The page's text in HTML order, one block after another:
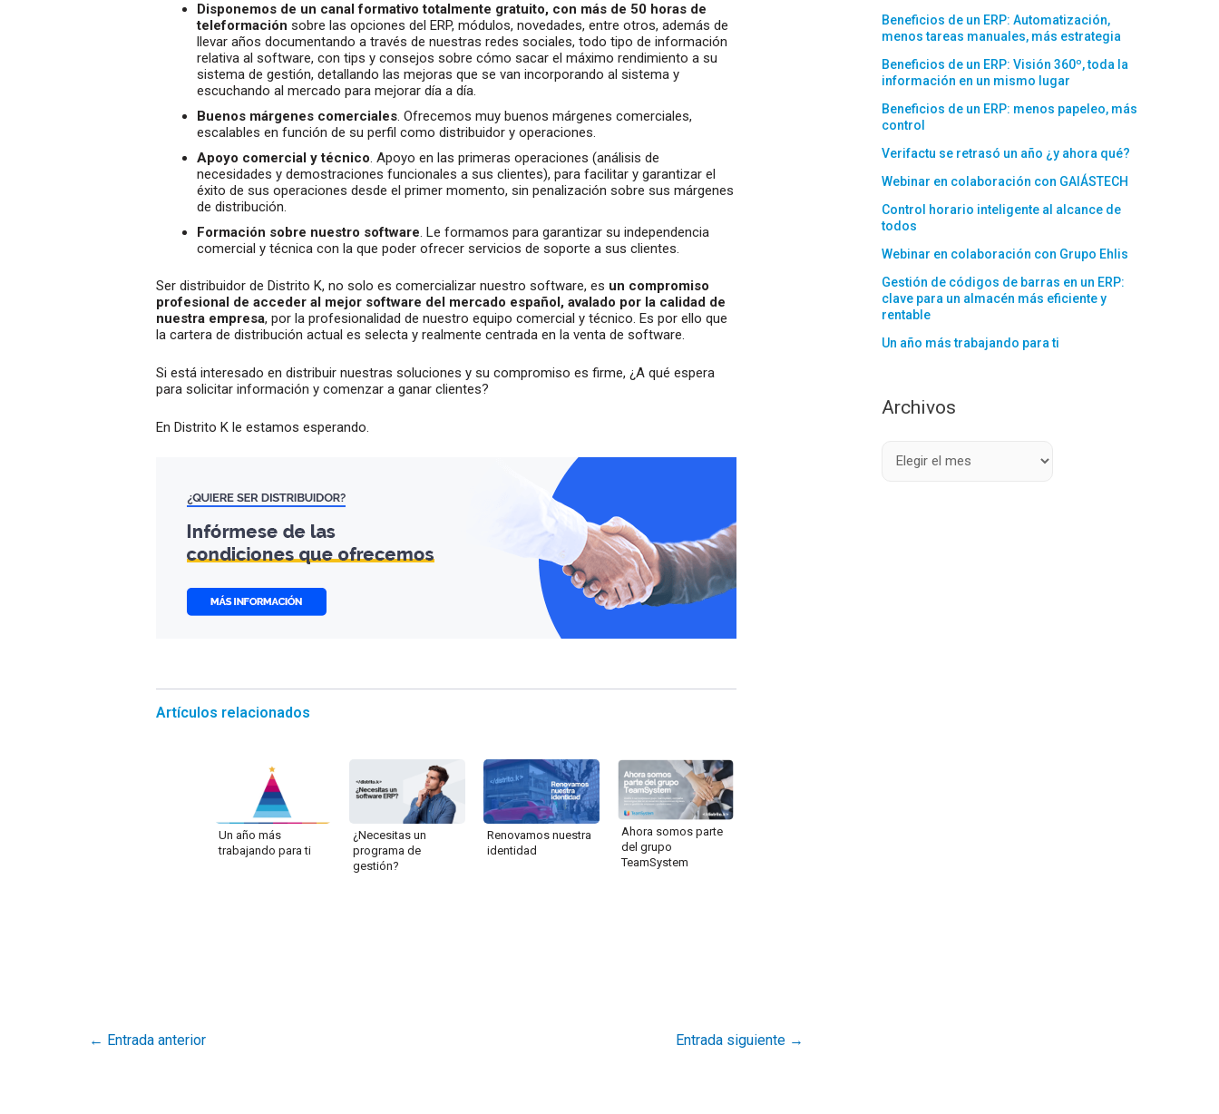
Disponemos de un canal formativo totalmente gratuito, con más de 50 horas de
teleformación sobre las opciones del ERP, módulos, novedades, entre otros, además de
llevar años documentando a través de nuestras redes sociales, todo tipo de información
relativa al software, con tips y consejos sobre cómo sacar el máximo rendimiento a su
sistema de gestión, detallando las mejoras que se van incorporando al sistema y
escuchando al mercado para mejorar día a día.
Buenos márgenes comerciales. Ofrecemos muy buenos márgenes comerciales,
escalables en función de su perfil como distribuidor y operaciones.
Apoyo comercial y técnico. Apoyo en las primeras operaciones (análisis de
necesidades y demostraciones funcionales a sus clientes), para facilitar y garantizar el
éxito de sus operaciones desde el primer momento, sin penalización sobre sus márgenes
de distribución.
Formación sobre nuestro software. Le formamos para garantizar su independencia
comercial y técnica con la que poder ofrecer servicios de soporte a sus clientes.
Ser distribuidor de Distrito K, no solo es comercializar nuestro software, es un compromiso
profesional de acceder al mejor software del mercado español, avalado por la calidad de
nuestra empresa, por la profesionalidad de nuestro equipo comercial y técnico. Es por ello que
la cartera de distribución actual es selecta y realmente centrada en la venta de software.
Si está interesado en distribuir nuestras soluciones y su compromiso es firme, ¿A qué espera
para solicitar información y comenzar a ganar clientes?
En Distrito K le estamos esperando.
Artículos relacionados
Un año más
trabajando para ti
¿Necesitas un
programa de
gestión?
Renovamos nuestra
identidad
Ahora somos parte
del grupo
TeamSystem
← Entrada anterior Entrada siguiente →
Beneficios de un ERP: Automatización,
menos tareas manuales, más estrategia
Beneficios de un ERP: Visión 360º, toda la
información en un mismo lugar
Beneficios de un ERP: menos papeleo, más
control
Verifactu se retrasó un año ¿y ahora qué?
Webinar en colaboración con GAIÁSTECH
Control horario inteligente al alcance de
todos
Webinar en colaboración con Grupo Ehlis
Gestión de códigos de barras en un ERP:
clave para un almacén más eficiente y
rentable
Un año más trabajando para ti
Archivos